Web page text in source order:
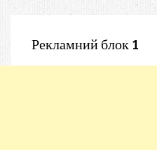
Рекламний блок 1